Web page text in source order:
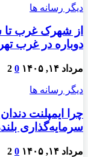
دیگر رسانه ها
از شهرک غرب تا
دوباره در غرب
مرداد ۱۴, ۱۴۰۵ 0
2
دیگر رسانه ها
چرا ایمپلنت
سرمایه‌گذاری
مرداد ۱۴, ۱۴۰۵ 0
2